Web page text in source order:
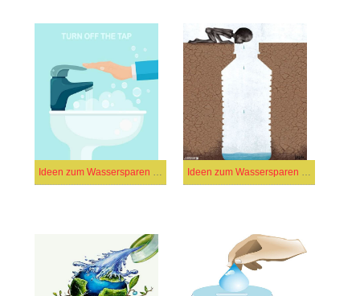
Ideen zum Wassersparen (12) Ideen zum Wassersparen (41)